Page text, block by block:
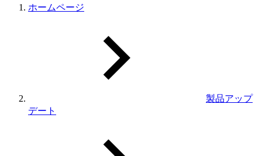
ホームページ
製品アップ
デート